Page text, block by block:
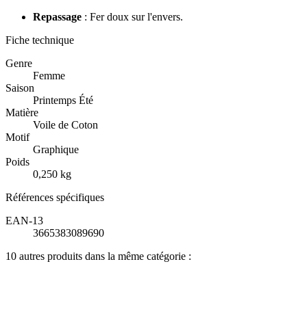
Repassage : Fer doux sur l'envers.
Fiche technique
Genre
Femme
Saison
Printemps Été
Matière
Voile de Coton
Motif
Graphique
Poids
0,250 kg
Références spécifiques
EAN-13
3665383089690
10 autres produits dans la même catégorie :